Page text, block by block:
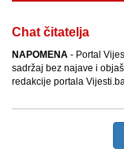
Chat čitatelja
NAPOMENA - Portal
sadržaj bez najave i
redakcije portala